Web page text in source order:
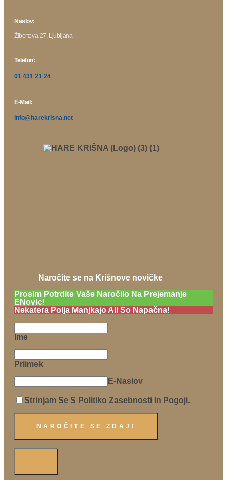
Naslov:
Žibertova 27, Ljubljana
Telefon:
01 431 21 24
E-Mail:
info@harekrisna.net
Naročite se na Krišnove novičke
Prosim Potrdite Vaše Naročilo Na Prejemanje
ENovic!
Nekatera Polja Manjkajo Ali So Napačna!
Ime
Priimek
E-Naslov
Strinjam Se S Politiko Zasebnosti In Pogoji.